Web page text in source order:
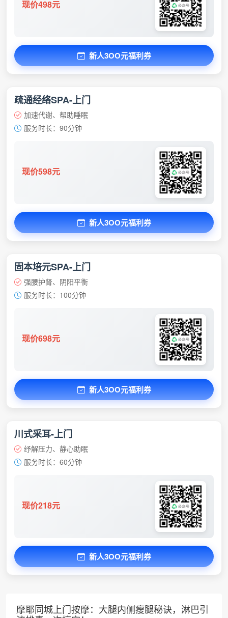
现价498元
新人3OO元福利券
疏通经络SPA-上门
加速代谢、帮助睡眠
服务时长：90分钟
现价598元
新人3OO元福利券
固本培元SPA-上门
强腰护肾、阴阳平衡
服务时长：100分钟
现价698元
新人3OO元福利券
川式采耳-上门
纾解压力、静心助眠
服务时长：60分钟
现价218元
新人3OO元福利券
摩耶同城上门按摩：大腿内侧瘦腿秘诀，淋巴引